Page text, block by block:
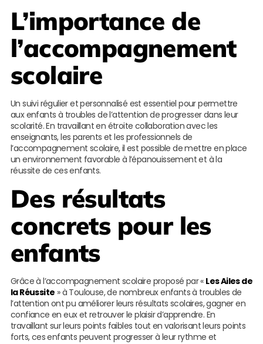
L’importance de
l’accompagnement
scolaire
Un suivi régulier et personnalisé est essentiel pour permettre
aux enfants à troubles de l’attention de progresser dans leur
scolarité. En travaillant en étroite collaboration avec les
enseignants, les parents et les professionnels de
l’accompagnement scolaire, il est possible de mettre en place
un environnement favorable à l’épanouissement et à la
réussite de ces enfants.
Des résultats
concrets pour les
enfants
Grâce à l’accompagnement scolaire proposé par « Les Ailes de
la Réussite » à Toulouse, de nombreux enfants à troubles de
l’attention ont pu améliorer leurs résultats scolaires, gagner en
confiance en eux et retrouver le plaisir d’apprendre. En
travaillant sur leurs points faibles tout en valorisant leurs points
forts, ces enfants peuvent progresser à leur rythme et